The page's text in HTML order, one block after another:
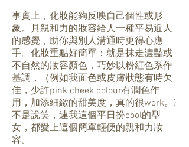
事實上，化妝能夠反映自己個性或形
象。具親和力的妝容給人一種平易近人
的感覺，助你與別人溝通時更得心應
手。化妝重點好簡單：就是抹走濃豔或
不自然的妝容顏色，巧妙以粉紅色系作
基調，（例如我面色或皮膚狀態有時欠
佳，少許pink cheek colour有潤色作
用，加添細緻的甜美度，真的很work。)
不是說笑，連我這個平日扮cool的型
女，都愛上這個簡單輕便的親和力妝
容。